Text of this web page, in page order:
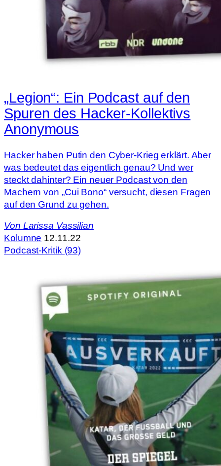
„Legion“: Ein Podcast auf den
Spuren des Hacker-Kollektivs
Anonymous
Hacker haben Putin den Cyber-Krieg erklärt. Aber
was bedeutet das eigentlich genau? Und wer
steckt dahinter? Ein neuer Podcast von den
Machern von „Cui Bono“ versucht, diesen Fragen
auf den Grund zu gehen.
Von Larissa Vassilian
Kolumne 12.11.22
Podcast-Kritik (93)